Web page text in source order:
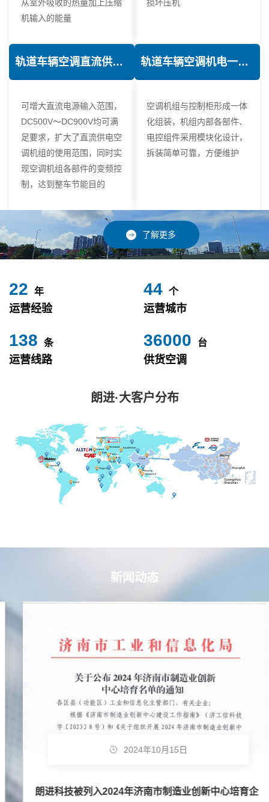
从室外吸收的热量加上压缩
机输入的能量
损坏压机
轨道车辆空调直流供电技术
可增大直流电源输入范围，
DC500V～DC900V均可满
足要求，扩大了直流供电空
调机组的使用范围，同时实
现空调机组各部件的变频控
制，达到整车节能目的
轨道车辆空调机电一体化技术
空调机组与控制柜形成一体
化组装，机组内部各部件、
电控组件采用模块化设计，
拆装简单可靠，方便维护
了解更多
24 年
运营经验
49 个
运营城市
153 条
运营线路
40000 台
供货空调
朗进·大客户分布
新闻动态
2024年10月15日
朗进科技被列入2024年济南市制造业创新中心培育企